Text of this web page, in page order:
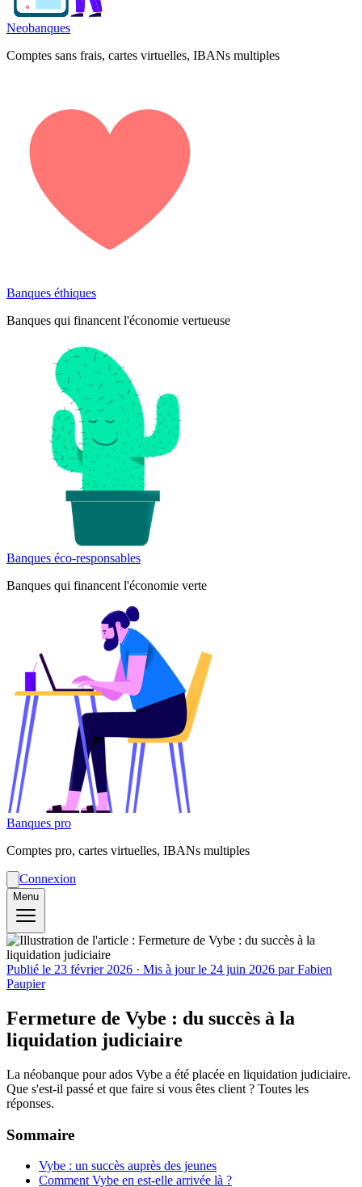
Neobanques
Comptes sans frais, cartes virtuelles, IBANs multiples
Banques éthiques
Banques qui financent l'économie vertueuse
Banques éco-responsables
Banques qui financent l'économie verte
Banques pro
Comptes pro, cartes virtuelles, IBANs multiples
Connexion
Menu
Publié le 23 février 2026 · Mis à jour le 24 juin 2026 par Fabien
Paupier
Fermeture de Vybe : du succès à la
liquidation judiciaire
La néobanque pour ados Vybe a été placée en liquidation judiciaire.
Que s'est-il passé et que faire si vous êtes client ? Toutes les
réponses.
Sommaire
Vybe : un succès auprès des jeunes
Comment Vybe en est-elle arrivée là ?